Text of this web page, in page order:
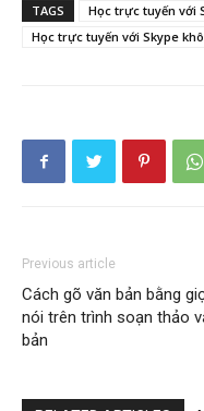
TAGS
Học trực tuyến với
Học trực tuyến với Skype
Previous article
Cách gõ văn bản bằng
nói trên trình soạn thảo
bản